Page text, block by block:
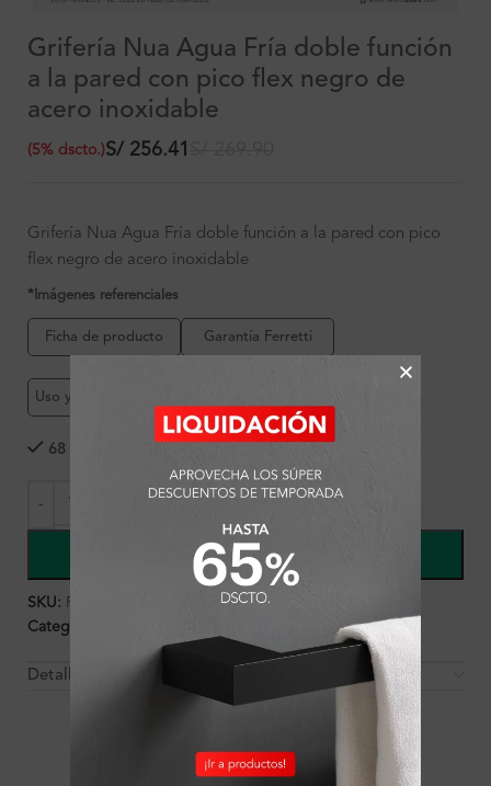
Grifería Nua Agua Fría doble función
a la pared con pico flex negro de
acero inoxidable
S/ 256.41
(5% dscto.)
Grifería Nua Agua Fría doble función a la pared con pico
flex negro de acero inoxidable
*Imágenes referenciales
Ficha de producto Garantía Ferretti
Uso y mantenimiento
68 disponibles
COMPRAR
SKU: FA8804
Categorías:
Griferías
Detalles y Material
OTROS PRODUCTOS QUE PUEDEN